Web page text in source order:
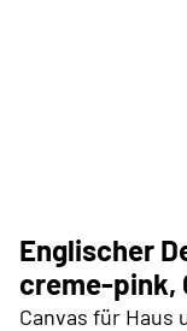
Englischer
creme-pink,
Canvas für Haus